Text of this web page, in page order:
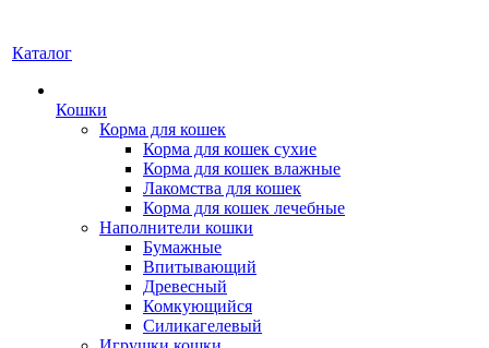
Каталог
Кошки
Корма для кошек
Корма для кошек сухие
Корма для кошек влажные
Лакомства для кошек
Корма для кошек лечебные
Наполнители кошки
Бумажные
Впитывающий
Древесный
Комкующийся
Силикагелевый